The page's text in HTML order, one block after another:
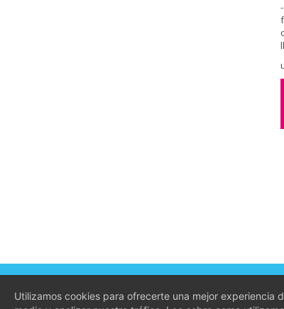
Preguntas frecuentes
Utilizamos cookies para ofrecerte una mejor